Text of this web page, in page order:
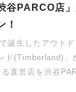
谷PARCO店
！
誕⽣したアウト
ド(Timberland)」
直営店を渋谷